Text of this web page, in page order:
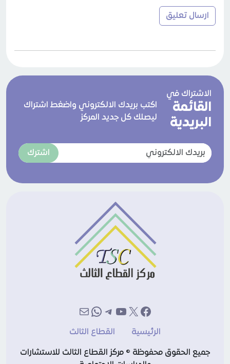
الاشتراك في
القائمة
البريدية
اكتب بريدك الالكتروني واضغط اشتراك
ليصلك كل جديد المركز
اشترك
فيسبوك
إكسيوتيوب
تيليجرام
واتساب
بريد
الرئيسية
القطاع الثالث
جميع الحقوق محفوظة © مركز القطاع الثالث للاستشارات